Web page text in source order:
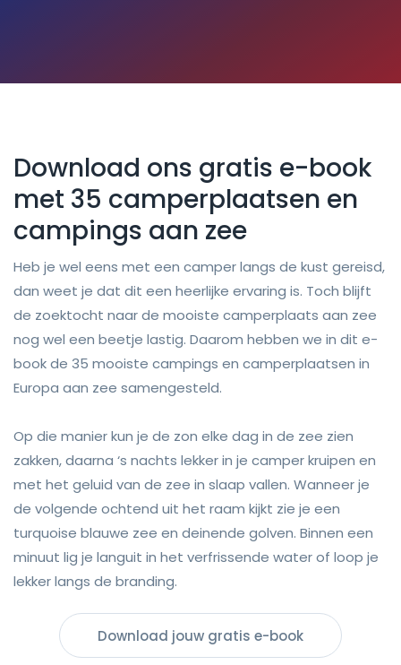
Download ons gratis e-book
met 35 camperplaatsen en
campings aan zee
Heb je wel eens met een camper langs de kust gereisd,
dan weet je dat dit een heerlijke ervaring is. Toch blijft
de zoektocht naar de mooiste camperplaats aan zee
nog wel een beetje lastig. Daarom hebben we in dit e-
book de 35 mooiste campings en camperplaatsen in
Europa aan zee samengesteld.
Op die manier kun je de zon elke dag in de zee zien
zakken, daarna ‘s nachts lekker in je camper kruipen en
met het geluid van de zee in slaap vallen. Wanneer je
de volgende ochtend uit het raam kijkt zie je een
turquoise blauwe zee en deinende golven. Binnen een
minuut lig je languit in het verfrissende water of loop je
lekker langs de branding.
Download jouw gratis e-book